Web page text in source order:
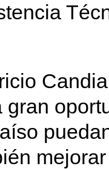
gran